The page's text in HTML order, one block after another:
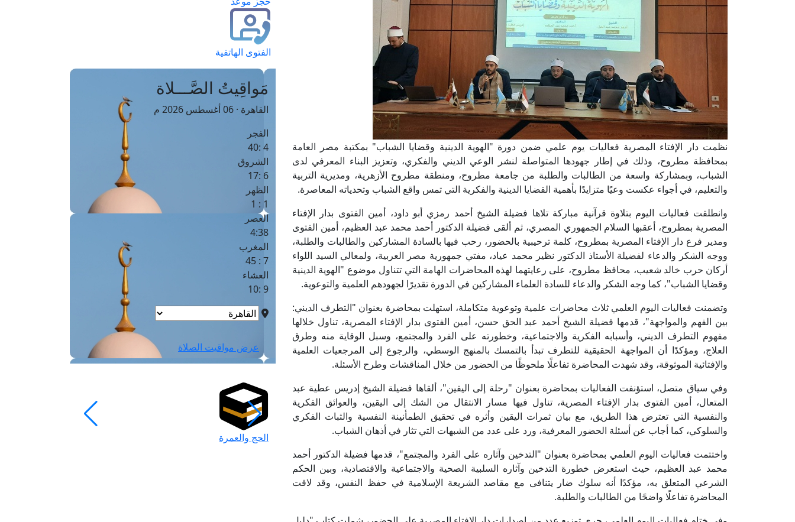
نظمت دار الإفتاء المصرية فعاليات يوم علمي ضمن دورة "الهوية الدينية وقضايا الشباب" بمكتبة مصر العامة
بمحافظة مطروح، وذلك في إطار جهودها المتواصلة لنشر الوعي الديني والفكري، وتعزيز البناء المعرفي لدى
الشباب، وبمشاركة واسعة من الطالبات والطلبة من جامعة مطروح، ومنطقة مطروح الأزهرية، ومديرية التربية
والتعليم، في أجواء عكست وعيًا متزايدًا بأهمية القضايا الدينية والفكرية التي تمس واقع الشباب وتحدياته المعاصرة.
وانطلقت فعاليات اليوم بتلاوة قرآنية مباركة تلاها فضيلة الشيخ أحمد رمزي أبو داود، أمين الفتوى بدار الإفتاء
المصرية بمطروح، أعقبها السلام الجمهوري المصري، ثم ألقى فضيلة الدكتور أحمد محمد عبد العظيم، أمين الفتوى
ومدير فرع دار الإفتاء المصرية بمطروح، كلمة ترحيبية بالحضور، رحب فيها بالسادة المشاركين والطالبات والطلبة،
ووجه الشكر والدعاء لفضيلة الأستاذ الدكتور نظير محمد عياد، مفتي جمهورية مصر العربية، ولمعالي السيد اللواء
أركان حرب خالد شعيب، محافظ مطروح، على رعايتهما لهذه المحاضرات الهامة التي تتناول موضوع "الهوية الدينية
وقضايا الشباب"، كما وجه الشكر والدعاء للسادة العلماء المشاركين في الدورة تقديرًا لجهودهم العلمية والتوعوية.
وتضمنت فعاليات اليوم العلمي ثلاث محاضرات علمية وتوعوية متكاملة، استهلت بمحاضرة بعنوان "التطرف الديني:
بين الفهم والمواجهة"، قدمها فضيلة الشيخ أحمد عبد الحق حسن، أمين الفتوى بدار الإفتاء المصرية، تناول خلالها
مفهوم التطرف الديني، وأسبابه الفكرية والاجتماعية، وخطورته على الفرد والمجتمع، وسبل الوقاية منه وطرق
العلاج، ومؤكدًا أن المواجهة الحقيقية للتطرف تبدأ بالتمسك بالمنهج الوسطي، والرجوع إلى المرجعيات العلمية
والإفتائية الموثوقة، وقد شهدت المحاضرة تفاعلًا ملحوظًا من الحضور من خلال المناقشات وطرح الأسئلة.
وفي سياق متصل، استؤنفت الفعاليات بمحاضرة بعنوان "رحلة إلى اليقين"، ألقاها فضيلة الشيخ إدريس عطية عبد
المتعال، أمين الفتوى بدار الإفتاء المصرية، تناول فيها مسار الانتقال من الشك إلى اليقين، والعوائق الفكرية
والنفسية التي تعترض هذا الطريق، مع بيان ثمرات اليقين وأثره في تحقيق الطمأنينة النفسية والثبات الفكري
والسلوكي، كما أجاب عن أسئلة الحضور المعرفية، ورد على عدد من الشبهات التي تثار في أذهان الشباب.
واختتمت فعاليات اليوم العلمي بمحاضرة بعنوان "التدخين وآثاره على الفرد والمجتمع"، قدمها فضيلة الدكتور أحمد
محمد عبد العظيم، حيث استعرض خطورة التدخين وآثاره السلبية الصحية والاجتماعية والاقتصادية، وبين الحكم
الشرعي المتعلق به، مؤكدًا أنه سلوك ضار يتنافى مع مقاصد الشريعة الإسلامية في حفظ النفس، وقد لاقت
المحاضرة تفاعلًا واضحًا من الطالبات والطلبة.
الفتوى الهاتفية
مَواقِيتُ الصَّـــلاة
القاهرة · 06 أغسطس 2026 م
الفجر
4 :40
الشروق
6 :17
الظهر
1 : 1
العصر
4:38
المغرب
7 : 45
العشاء
9 :10
عرض مواقيت الصلاة
الحج والعمرة